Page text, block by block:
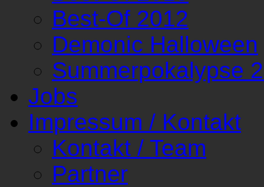
Best-Of 2012
Demonic Halloween
Summerpokalypse
Jobs
Impressum / Kontakt
Kontakt / Team
Partner